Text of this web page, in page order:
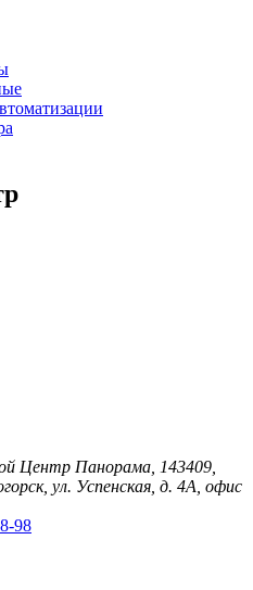
Центр Панорама, 143409,
ул. Успенская, д. 4А, офис
98